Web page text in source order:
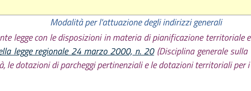
Modalità per l'attuazione degli indirizzi generali
legge con le disposizioni in materia di pianificazione territoriale
legge regionale 24 marzo 2000, n. 20(Disciplina generale
le dotazioni di parcheggi pertinenziali e le dotazioni territoriali per